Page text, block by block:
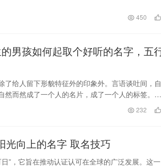
450
男孩如何起取个好听的名字，五
了给人留下形貌特征外的印象外。言语谈吐间，自
然而然成了一个人的名片，成了一个人的标签。一
232
2022年6月9日生的宝宝阳光向上的名字 取名技巧
”，它旨在推动认证认可在全球的广泛发展。这一